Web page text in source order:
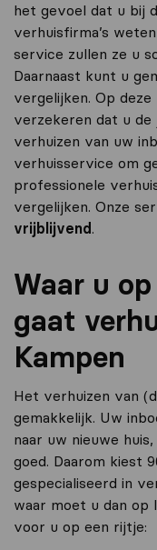
het gevoel dat u bij
verhuisfirma’s
service zullen ze u
Daarnaast kunt u
vergelijken. Op
verzekeren dat u
verhuizen van uw
verhuisservice om
professionele
vergelijken. Onze
vrijblijvend .
Waar u
gaat
Kampen
Het verhuizen van
gemakkelijk. Uw
naar uw nieuwe
goed. Daarom kiest
gespecialiseerd in
waar moet u dan
voor u op een rijtje: